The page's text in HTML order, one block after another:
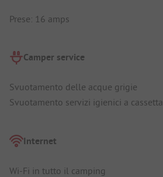
Prese: 16 amps
Camper service
Svuotamento delle acque grigie
Svuotamento servizi igienici a cassetta
Internet
Wi-Fi in tutto il camping